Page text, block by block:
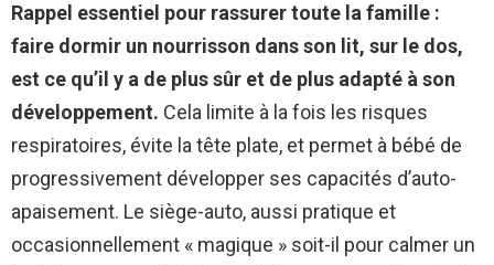
Rappel essentiel pour rassurer toute la famille :
faire dormir un nourrisson dans son lit, sur le dos,
est ce qu’il y a de plus sûr et de plus adapté à son
développement. Cela limite à la fois les risques
respiratoires, évite la tête plate, et permet à bébé de
progressivement développer ses capacités d’auto-
apaisement. Le siège-auto, aussi pratique et
occasionnellement « magique » soit-il pour calmer un